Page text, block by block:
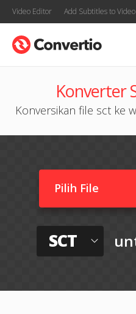
Video Editor Add Subtitles to Video
Konverter
Konversikan file sct ke
Pilih File
SCT